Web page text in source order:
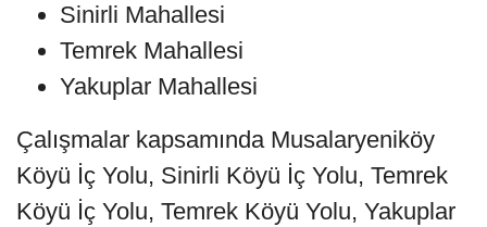
Sinirli Mahallesi
Temrek Mahallesi
Yakuplar Mahallesi
Çalışmalar kapsamında Musalaryeniköy
Köyü İç Yolu, Sinirli Köyü İç Yolu, Temrek
Köyü İç Yolu, Temrek Köyü Yolu, Yakuplar